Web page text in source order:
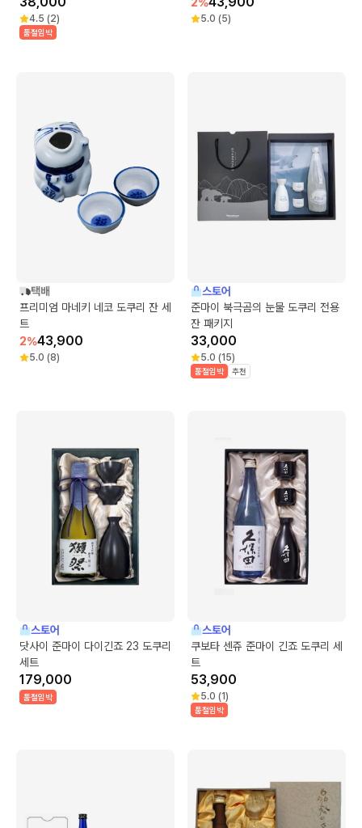
4.5 (2)
품절임박
5.0 (5)
택배
프리미엄 마네키 네코 도쿠리 잔 세
트
2%43,900
5.0 (8)
스토어
준마이 북극곰의 눈물 도쿠리 전용
잔 패키지
33,000
5.0 (15)
품절임박 추천
스토어
닷사이 준마이 다이긴죠 23 도쿠리
세트
179,000
품절임박
스토어
쿠보타 센쥬 준마이 긴죠 도쿠리 세
트
53,900
5.0 (1)
품절임박